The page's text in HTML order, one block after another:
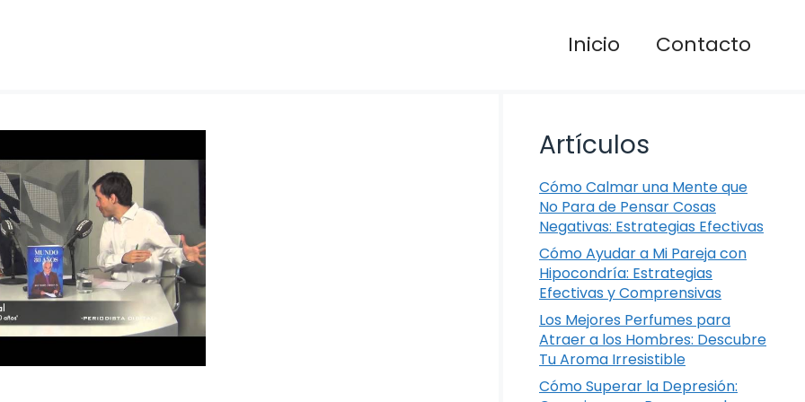
Inicio Contacto
Artículos
Cómo Calmar una Mente que
No Para de Pensar Cosas
Negativas: Estrategias Efectivas
Cómo Ayudar a Mi Pareja con
Hipocondría: Estrategias
Efectivas y Comprensivas
Los Mejores Perfumes para
Atraer a los Hombres: Descubre
Tu Aroma Irresistible
Cómo Superar la Depresión: